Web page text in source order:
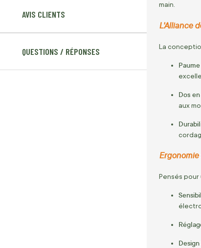
AVIS CLIENTS
QUESTIONS / RÉPONSES
main.
L'Alliance
La
Dos
aux
Pensés